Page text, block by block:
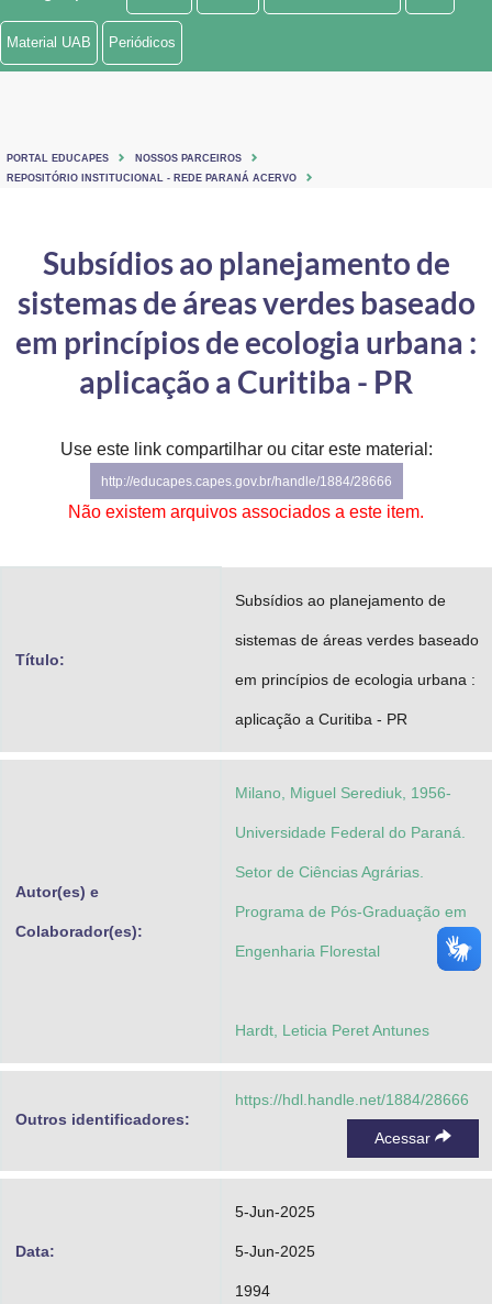
Ministério de Minas e Energia
Ministério do Turismo
Controladoria-Geral da União
Gabinete de Segurança Institucional
Advocacia-Geral da União
Material UAB Periódicos
PORTAL EDUCAPES
NOSSOS PARCEIROS
REPOSITÓRIO INSTITUCIONAL - REDE PARANÁ ACERVO
Subsídios ao planejamento de
sistemas de áreas verdes baseado
em princípios de ecologia urbana :
aplicação a Curitiba - PR
Use este link compartilhar ou citar este material:
http://educapes.capes.gov.br/handle/1884/28666
Não existem arquivos associados a este item.
Título:
Subsídios ao planejamento de
sistemas de áreas verdes baseado
em princípios de ecologia urbana :
aplicação a Curitiba - PR
Autor(es) e
Colaborador(es):
Milano, Miguel Serediuk, 1956-
Universidade Federal do Paraná.
Setor de Ciências Agrárias.
Programa de Pós-Graduação em
Engenharia Florestal
Hardt, Leticia Peret Antunes
Outros identificadores:
https://hdl.handle.net/1884/28666
Acessar
Data:
5-Jun-2025
5-Jun-2025
1994